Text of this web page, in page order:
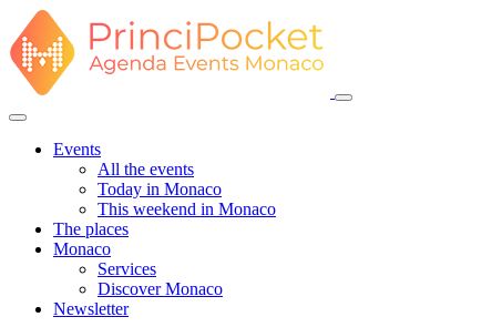
Events
All the events
Today in Monaco
This weekend in Monaco
The places
Monaco
Services
Discover Monaco
Newsletter